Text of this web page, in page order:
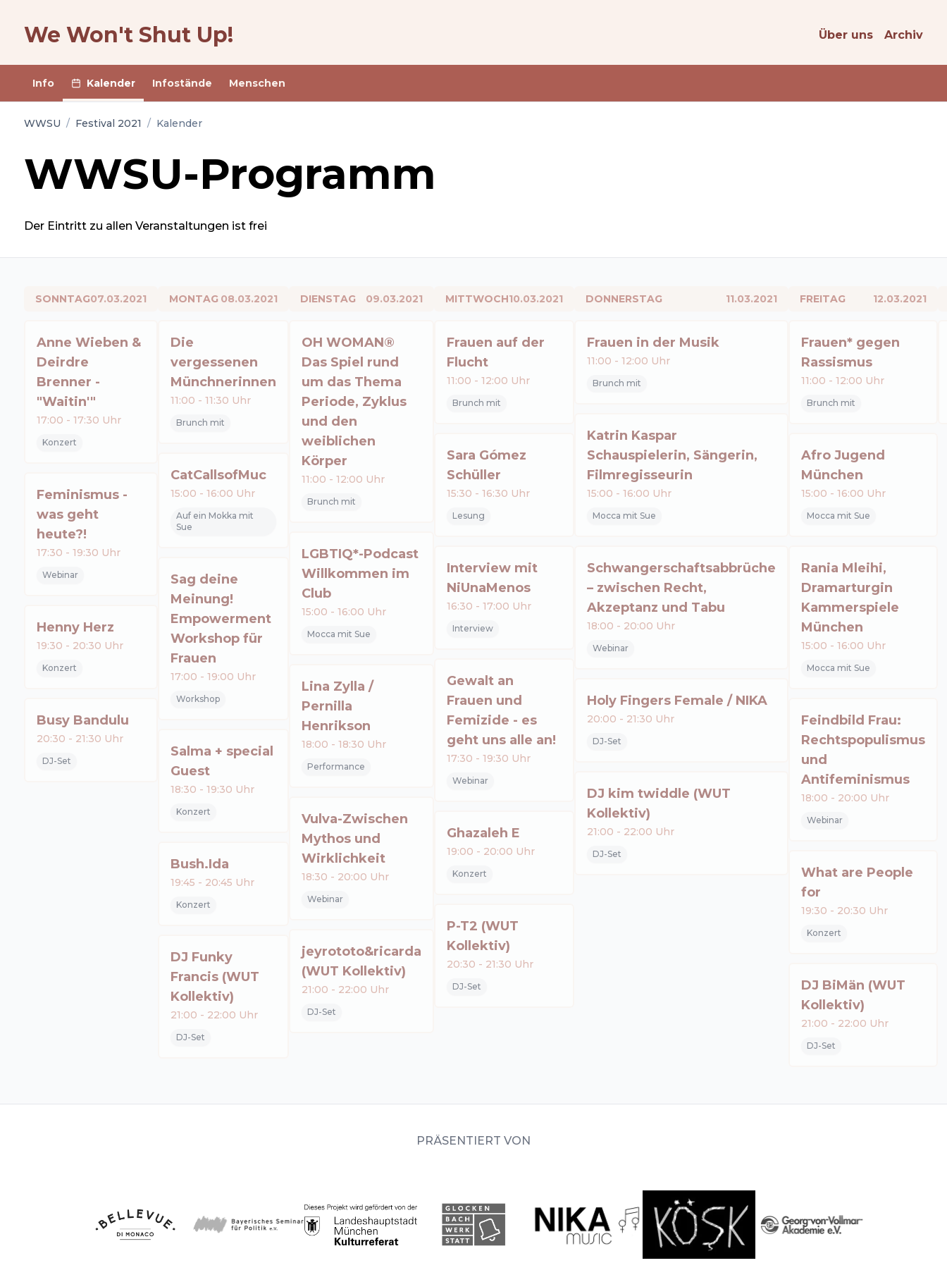
We Won't Shut Up! Über uns Archiv
Info Kalender Infostände Menschen
WWSU / Festival 2021 / Kalender
WWSU-Programm
Der Eintritt zu allen Veranstaltungen ist frei
SONNTAG07.03.2021
Anne Wieben &
Deirdre
Brenner -
"Waitin'"
17:00 - 17:30 Uhr
Konzert
Feminismus -
was geht
heute?!
17:30 - 19:30 Uhr
Webinar
Henny Herz
19:30 - 20:30 Uhr
Konzert
Busy Bandulu
20:30 - 21:30 Uhr
DJ-Set
MONTAG 08.03.2021
Die
vergessenen
Münchnerinnen
11:00 - 11:30 Uhr
Brunch mit
CatCallsofMuc
15:00 - 16:00 Uhr
Auf ein Mokka mit
Sue
Sag deine
Meinung!
Empowerment
Workshop für
Frauen
17:00 - 19:00 Uhr
Workshop
Salma + special
Guest
18:30 - 19:30 Uhr
Konzert
Bush.Ida
19:45 - 20:45 Uhr
Konzert
DJ Funky
Francis (WUT
Kollektiv)
21:00 - 22:00 Uhr
DJ-Set
DIENSTAG 09.03.2021
OH WOMAN®
Das Spiel rund
um das Thema
Periode, Zyklus
und den
weiblichen
Körper
11:00 - 12:00 Uhr
Brunch mit
LGBTIQ*-Podcast
Willkommen im
Club
15:00 - 16:00 Uhr
Mocca mit Sue
Lina Zylla /
Pernilla
Henrikson
18:00 - 18:30 Uhr
Performance
Vulva-Zwischen
Mythos und
Wirklichkeit
18:30 - 20:00 Uhr
Webinar
jeyrototo&ricarda
(WUT Kollektiv)
21:00 - 22:00 Uhr
DJ-Set
MITTWOCH10.03.2021
Frauen auf der
Flucht
11:00 - 12:00 Uhr
Brunch mit
Sara Gómez
Schüller
15:30 - 16:30 Uhr
Lesung
Interview mit
NiUnaMenos
16:30 - 17:00 Uhr
Interview
Gewalt an
Frauen und
Femizide - es
geht uns alle an!
17:30 - 19:30 Uhr
Webinar
Ghazaleh E
19:00 - 20:00 Uhr
Konzert
P-T2 (WUT
Kollektiv)
20:30 - 21:30 Uhr
DJ-Set
DONNERSTAG 11.03.2021
Frauen in der Musik
11:00 - 12:00 Uhr
Brunch mit
Katrin Kaspar
Schauspielerin, Sängerin,
Filmregisseurin
15:00 - 16:00 Uhr
Mocca mit Sue
Schwangerschaftsabbrüche
– zwischen Recht,
Akzeptanz und Tabu
18:00 - 20:00 Uhr
Webinar
Holy Fingers Female / NIKA
20:00 - 21:30 Uhr
DJ-Set
DJ kim twiddle (WUT
Kollektiv)
21:00 - 22:00 Uhr
DJ-Set
FREITAG 12.03.2021
Frauen* gegen
Rassismus
11:00 - 12:00 Uhr
Brunch mit
Afro Jugend
München
15:00 - 16:00 Uhr
Mocca mit Sue
Rania Mleihi,
Dramarturgin
Kammerspiele
München
15:00 - 16:00 Uhr
Mocca mit Sue
Feindbild Frau:
Rechtspopulismus
und
Antifeminismus
18:00 - 20:00 Uhr
Webinar
What are People
for
19:30 - 20:30 Uhr
Konzert
DJ BiMän (WUT
Kollektiv)
21:00 - 22:00 Uhr
DJ-Set
PRÄSENTIERT VON